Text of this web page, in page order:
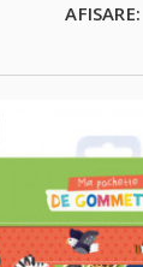
AFISARE: